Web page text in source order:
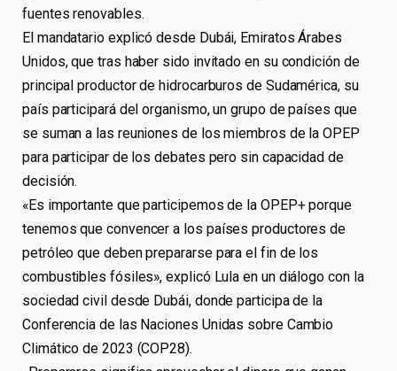
fuentes renovables.
El mandatario explicó desde Dubái, Emiratos Árabes
Unidos, que tras haber sido invitado en su condición de
principal productor de hidrocarburos de Sudamérica, su
país participará del organismo, un grupo de países que
se suman a las reuniones de los miembros de la OPEP
para participar de los debates pero sin capacidad de
decisión.
«Es importante que participemos de la OPEP+ porque
tenemos que convencer a los países productores de
petróleo que deben prepararse para el fin de los
combustibles fósiles», explicó Lula en un diálogo con la
sociedad civil desde Dubái, donde participa de la
Conferencia de las Naciones Unidas sobre Cambio
Climático de 2023 (COP28).